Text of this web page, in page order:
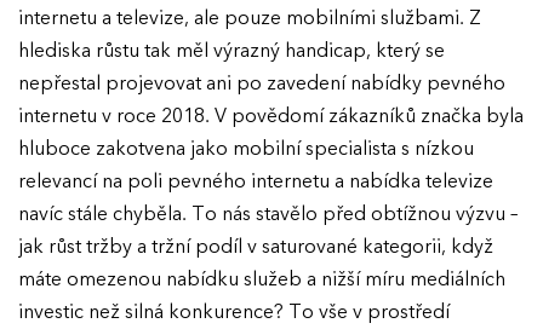
internetu a televize, ale pouze mobilními službami. Z
hlediska růstu tak měl výrazný handicap, který se
nepřestal projevovat ani po zavedení nabídky pevného
internetu v roce 2018. V povědomí zákazníků značka byla
hluboce zakotvena jako mobilní specialista s nízkou
relevancí na poli pevného internetu a nabídka televize
navíc stále chyběla. To nás stavělo před obtížnou výzvu –
jak růst tržby a tržní podíl v saturované kategorii, když
máte omezenou nabídku služeb a nižší míru mediálních
investic než silná konkurence? To vše v prostředí